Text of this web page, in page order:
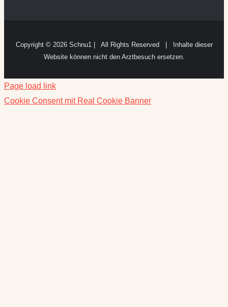
Copyright © 2026 Schnu1 | All Rights Reserved | Inhalte dieser
Website können nicht den Arztbesuch ersetzen.
Page load link
Cookie Consent mit Real Cookie Banner